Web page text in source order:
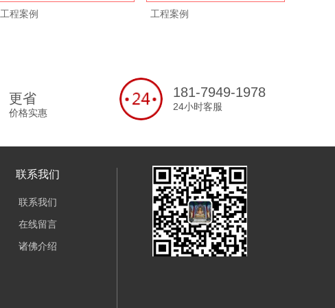
工程案例 工程案例
更省
价格实惠
181-7949-1978
24小时客服
联系我们
联系我们
在线留言
诸佛介绍